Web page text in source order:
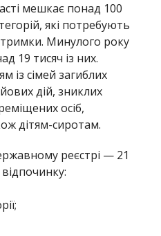
мешкає понад 100
які потребують
Минулого року
19 тисяч із них.
із сімей загиблих
дій, зниклих
осіб,
дітям-сиротам.
реєстрі — 21